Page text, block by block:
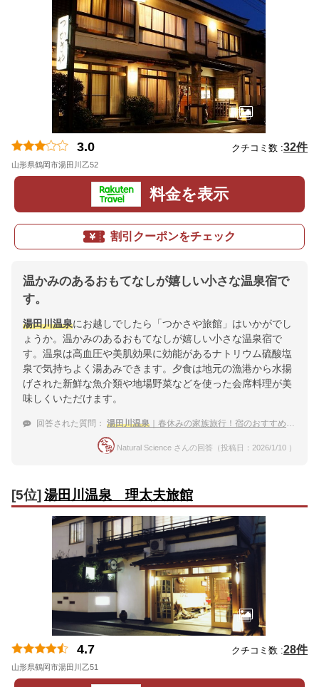
3.0 クチコミ数 :32件
山形県鶴岡市湯田川乙52
料金を表示
割引クーポンをチェック
温かみのあるおもてなしが嬉しい小さな温泉宿で
す。
湯田川温泉にお越しでしたら「つかさや旅館」はいかがでし
ょうか。温かみのあるおもてなしが嬉しい小さな温泉宿で
す。温泉は高血圧や美肌効果に効能があるナトリウム硫酸塩
泉で気持ちよく湯あみできます。夕食は地元の漁港から水揚
げされた新鮮な魚介類や地場野菜などを使った会席料理が美
味しくいただけます。
回答された質問： 湯田川温泉 ｜春休みの家族旅行！宿のおすすめは？
Natural Science さんの回答（投稿日：2026/1/10 ）
[5位]湯田川温泉 理太夫旅館
4.7 クチコミ数 :28件
山形県鶴岡市湯田川乙51